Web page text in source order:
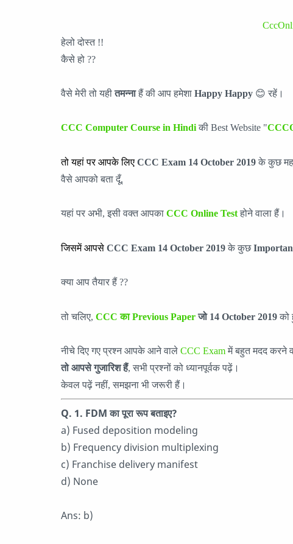
हेलो दोस्त !!
कैसे हो ??
वैसे मेरी तो यहीतमन्नाहैं की आप हमेशा Happy Happy 😊 रहें।
CCC Computer Course in Hindi की Best Website "
तो यहां पर आपके लिए CCC Exam 14 October 2019 के कुछ
वैसे आपको बता दूँ,
यहां पर अभी, इसी वक्त आपका CCC Online Test होने वाला हैं।
जिसमें आपसे CCC Exam 14 October 2019 के कुछ
क्या आप तैयार हैं ??
तो चलिए, CCC का Previous Paperजो 14 October 2019 को
नीचे दिए गए प्रश्न आपके आने वाले CCC Exam में बहुत मदद करने
तो आपसे गुजारिश हैं, सभी प्रश्नों को ध्यानपूर्वक पढ़ें।
केवल पढ़ें नहीं, समझना भी जरूरी हैं।
Q. 1. FDM का पूरा रूप बताइए?
a) Fused deposition modeling
b) Frequency division multiplexing
c) Franchise delivery manifest
d) None
Ans: b)